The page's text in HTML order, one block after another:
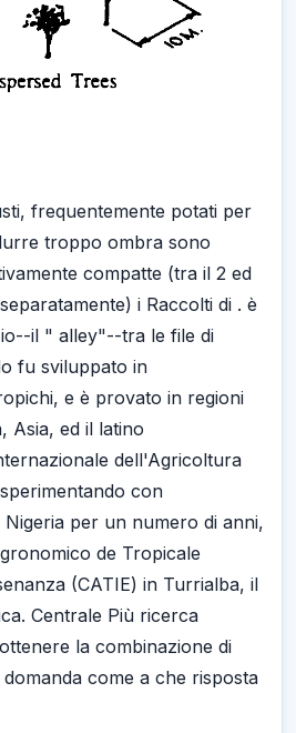
frequentemente potati per
troppo ombra sono
compatte (tra il 2 ed
i Raccolti di . è
il " alley"--tra le file di
fu sviluppato in
e è provato in regioni
Asia, ed il latino
dell'Agricoltura
con
per un numero di anni,
de Tropicale
(CATIE) in Turrialba, il
Centrale Più ricerca
la combinazione di
come a che risposta